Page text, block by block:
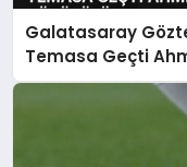
Galatasaray
Temasa Geçti
Görüşülüyor